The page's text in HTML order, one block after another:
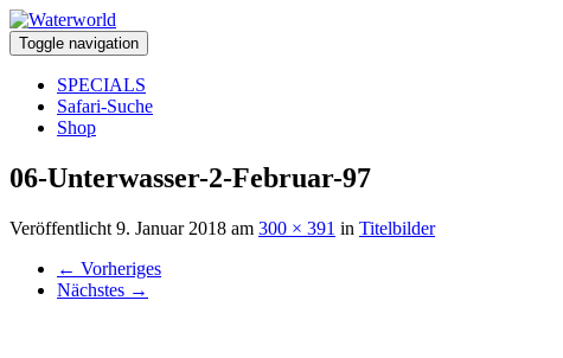
Toggle navigation
SPECIALS
Safari-Suche
Shop
06-Unterwasser-2-Februar-97
Veröffentlicht 9. Januar 2018 am 300 × 391 in Titelbilder
← Vorheriges
Nächstes →